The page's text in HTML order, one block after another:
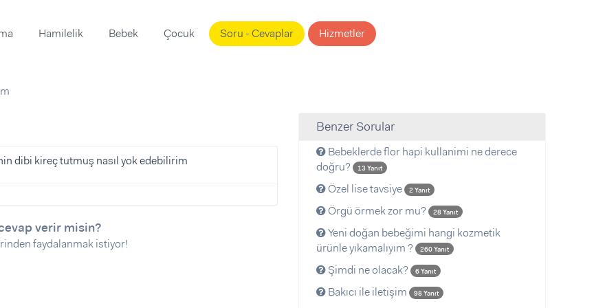
Hamilelik Bebek Çocuk Soru - Cevaplar Hizmetler
dibi kireç tutmuş nasıl yok edebilirim
verir misin?
faydalanmak istiyor!
Benzer Sorular
Bebeklerde flor hapi kullanimi ne derece
doğru?
13 Yanıt
Özel lise tavsiye 2 Yanıt
Örgü örmek zor mu? 28 Yanıt
Yeni doğan bebeğimi hangi kozmetik
ürünle yıkamalıyım ?
260 Yanıt
Şimdi ne olacak? 6 Yanıt
Bakıcı ile iletişim 98 Yanıt